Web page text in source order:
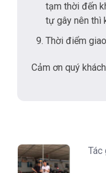
tạm thời đến
tự gây nên thì
Thời điểm
Cảm ơn quý
Tác